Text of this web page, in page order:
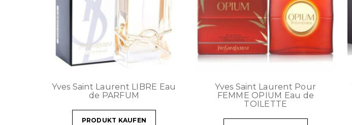
Yves Saint Laurent LIBRE Eau
de PARFUM
PRODUKT KAUFEN
Yves Saint Laurent Pour
FEMME OPIUM Eau de
TOILETTE